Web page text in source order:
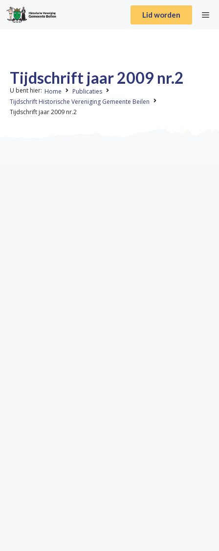
Lid worden
Tijdschrift jaar 2009 nr.2
U bent hier: Home
Publicaties
Tijdschrift Historische Vereniging Gemeente Beilen
Tijdschrift jaar 2009 nr.2